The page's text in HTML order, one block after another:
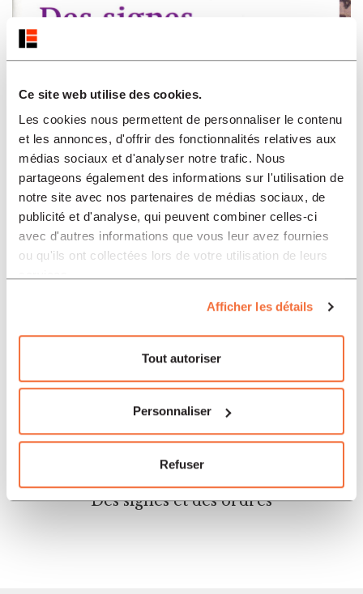
Ce site web utilise des cookies.
Les cookies nous permettent de personnaliser le contenu
et les annonces, d'offrir des fonctionnalités relatives aux
médias sociaux et d'analyser notre trafic. Nous
partageons également des informations sur l'utilisation de
notre site avec nos partenaires de médias sociaux, de
publicité et d'analyse, qui peuvent combiner celles-ci
avec d'autres informations que vous leur avez fournies
ou qu'ils ont collectées lors de votre utilisation de leurs
Afficher les détails
Tout autoriser
Personnaliser
Refuser
Des signes et des ordres
Société
39.00CHF